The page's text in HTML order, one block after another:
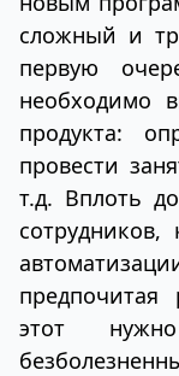
сложный и
первую
необходимо
продукта:
провести
т.д. Вплоть
сотрудников,
предпочитая
этот